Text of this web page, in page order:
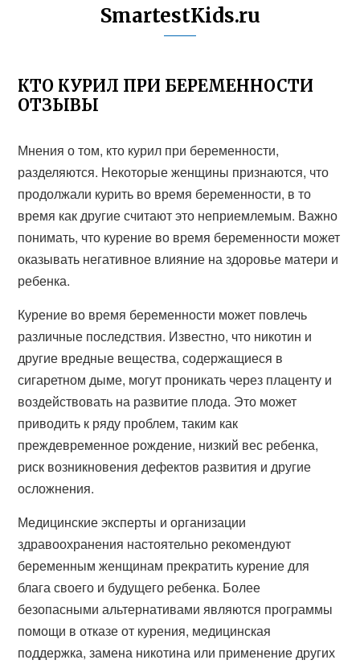
SmartestKids.ru
КТО КУРИЛ ПРИ БЕРЕМЕННОСТИ
ОТЗЫВЫ
Мнения о том, кто курил при беременности,
разделяются. Некоторые женщины признаются, что
продолжали курить во время беременности, в то
время как другие считают это неприемлемым. Важно
понимать, что курение во время беременности может
оказывать негативное влияние на здоровье матери и
ребенка.
Курение во время беременности может повлечь
различные последствия. Известно, что никотин и
другие вредные вещества, содержащиеся в
сигаретном дыме, могут проникать через плаценту и
воздействовать на развитие плода. Это может
приводить к ряду проблем, таким как
преждевременное рождение, низкий вес ребенка,
риск возникновения дефектов развития и другие
осложнения.
Медицинские эксперты и организации
здравоохранения настоятельно рекомендуют
беременным женщинам прекратить курение для
блага своего и будущего ребенка. Более
безопасными альтернативами являются программы
помощи в отказе от курения, медицинская
поддержка, замена никотина или применение других